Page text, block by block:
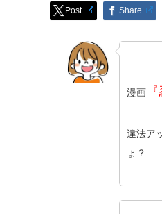
Post Share
漫画
違法ア
ょ？